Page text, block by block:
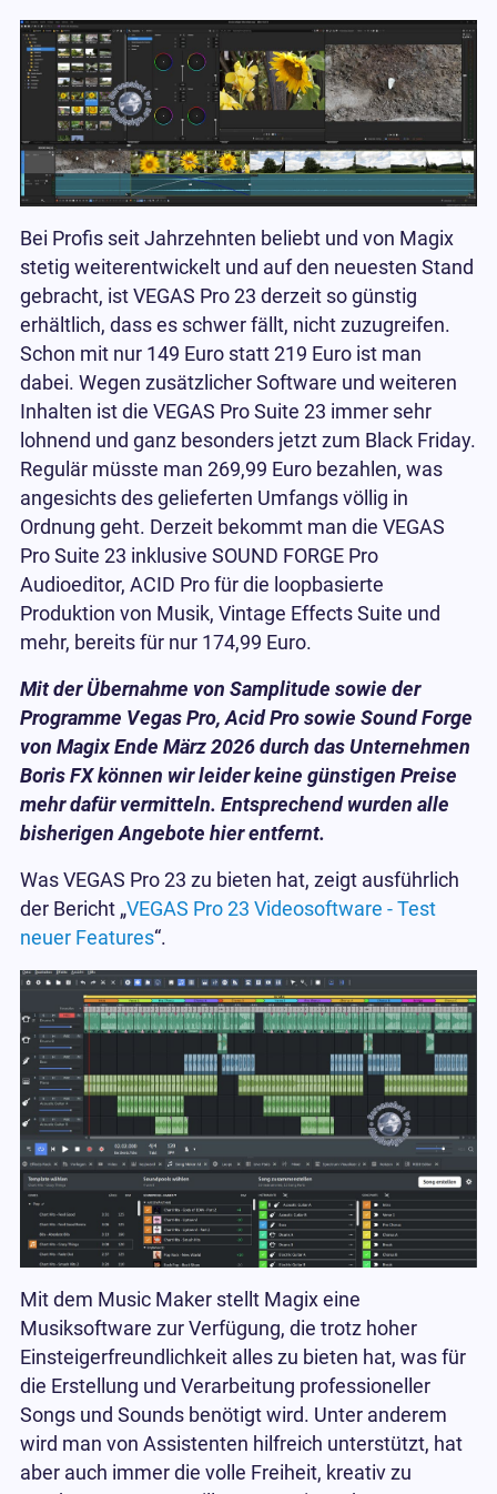
Bei Profis seit Jahrzehnten beliebt und von Magix
stetig weiterentwickelt und auf den neuesten Stand
gebracht, ist VEGAS Pro 23 derzeit so günstig
erhältlich, dass es schwer fällt, nicht zuzugreifen.
Schon mit nur 149 Euro statt 219 Euro ist man
dabei. Wegen zusätzlicher Software und weiteren
Inhalten ist die VEGAS Pro Suite 23 immer sehr
lohnend und ganz besonders jetzt zum Black Friday.
Regulär müsste man 269,99 Euro bezahlen, was
angesichts des gelieferten Umfangs völlig in
Ordnung geht. Derzeit bekommt man die VEGAS
Pro Suite 23 inklusive SOUND FORGE Pro
Audioeditor, ACID Pro für die loopbasierte
Produktion von Musik, Vintage Effects Suite und
mehr, bereits für nur 174,99 Euro.
Mit der Übernahme von Samplitude sowie der
Programme Vegas Pro, Acid Pro sowie Sound Forge
von Magix Ende März 2026 durch das Unternehmen
Boris FX können wir leider keine günstigen Preise
mehr dafür vermitteln. Entsprechend wurden alle
bisherigen Angebote hier entfernt.
Was VEGAS Pro 23 zu bieten hat, zeigt ausführlich
der Bericht „VEGAS Pro 23 Videosoftware - Test
neuer Features“.
Mit dem Music Maker stellt Magix eine
Musiksoftware zur Verfügung, die trotz hoher
Einsteigerfreundlichkeit alles zu bieten hat, was für
die Erstellung und Verarbeitung professioneller
Songs und Sounds benötigt wird. Unter anderem
wird man von Assistenten hilfreich unterstützt, hat
aber auch immer die volle Freiheit, kreativ zu